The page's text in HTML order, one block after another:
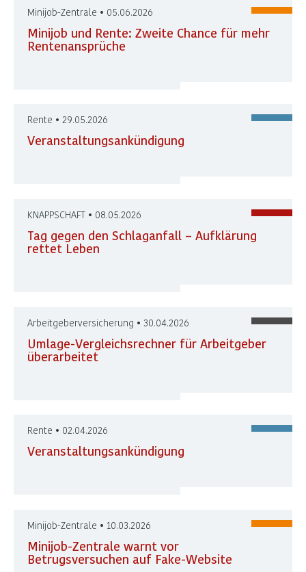
Minijob-Zentrale • 05.06.2026
Minijob und Rente: Zweite Chance für mehr
Rentenansprüche
Rente • 29.05.2026
Veranstaltungsankündigung
KNAPPSCHAFT • 08.05.2026
Tag gegen den Schlaganfall – Aufklärung
rettet Leben
Arbeitgeberversicherung • 30.04.2026
Umlage-Vergleichsrechner für Arbeitgeber
überarbeitet
Rente • 02.04.2026
Veranstaltungsankündigung
Minijob-Zentrale • 10.03.2026
Minijob-Zentrale warnt vor
Betrugsversuchen auf Fake-Website